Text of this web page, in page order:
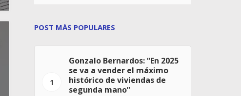
POST MÁS POPULARES
1
Gonzalo Bernardos: “En 2025
se va a vender el máximo
histórico de viviendas de
segunda mano”